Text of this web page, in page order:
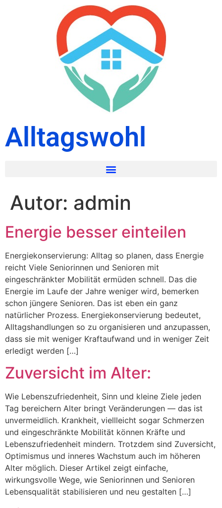
Alltagswohl
Autor: admin
Energie besser einteilen
Energiekonservierung: Alltag so planen, dass Energie
reicht Viele Seniorinnen und Senioren mit
eingeschränkter Mobilität ermüden schnell. Das die
Energie im Laufe der Jahre weniger wird, bemerken
schon jüngere Senioren. Das ist eben ein ganz
natürlicher Prozess. Energiekonservierung bedeutet,
Alltagshandlungen so zu organisieren und anzupassen,
dass sie mit weniger Kraftaufwand und in weniger Zeit
erledigt werden […]
Zuversicht im Alter:
Wie Lebenszufriedenheit, Sinn und kleine Ziele jeden
Tag bereichern Alter bringt Veränderungen — das ist
unvermeidlich. Krankheit, viellleicht sogar Schmerzen
und eingeschränkte Mobilität können Kräfte und
Lebenszufriedenheit mindern. Trotzdem sind Zuversicht,
Optimismus und inneres Wachstum auch im höheren
Alter möglich. Dieser Artikel zeigt einfache,
wirkungsvolle Wege, wie Seniorinnen und Senioren
Lebensqualität stabilisieren und neu gestalten […]